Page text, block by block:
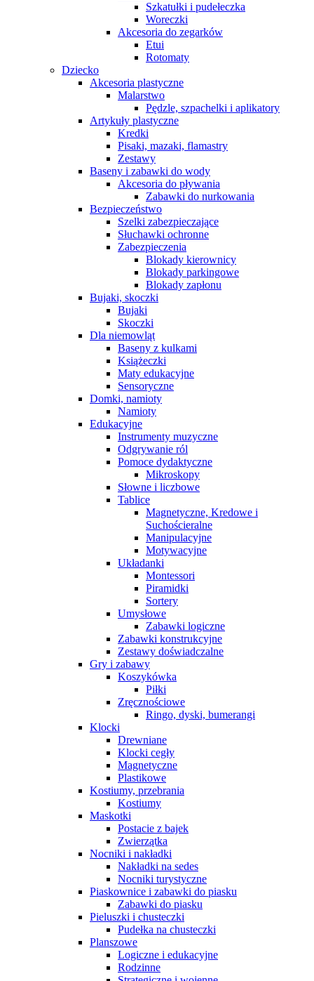
Szkatułki i pudełeczka
Woreczki
Akcesoria do zegarków
Etui
Rotomaty
Dziecko
Akcesoria plastyczne
Malarstwo
Pędzle, szpachelki i aplikatory
Artykuły plastyczne
Kredki
Pisaki, mazaki, flamastry
Zestawy
Baseny i zabawki do wody
Akcesoria do pływania
Zabawki do nurkowania
Bezpieczeństwo
Szelki zabezpieczające
Słuchawki ochronne
Zabezpieczenia
Blokady kierownicy
Blokady parkingowe
Blokady zapłonu
Bujaki, skoczki
Bujaki
Skoczki
Dla niemowląt
Baseny z kulkami
Książeczki
Maty edukacyjne
Sensoryczne
Domki, namioty
Namioty
Edukacyjne
Instrumenty muzyczne
Odgrywanie ról
Pomoce dydaktyczne
Mikroskopy
Słowne i liczbowe
Tablice
Magnetyczne, Kredowe i
Suchościeralne
Manipulacyjne
Motywacyjne
Układanki
Montessori
Piramidki
Sortery
Umysłowe
Zabawki logiczne
Zabawki konstrukcyjne
Zestawy doświadczalne
Gry i zabawy
Koszykówka
Piłki
Zręcznościowe
Ringo, dyski, bumerangi
Klocki
Drewniane
Klocki cegły
Magnetyczne
Plastikowe
Kostiumy, przebrania
Kostiumy
Maskotki
Postacie z bajek
Zwierzątka
Nocniki i nakładki
Nakładki na sedes
Nocniki turystyczne
Piaskownice i zabawki do piasku
Zabawki do piasku
Pieluszki i chusteczki
Pudełka na chusteczki
Planszowe
Logiczne i edukacyjne
Rodzinne